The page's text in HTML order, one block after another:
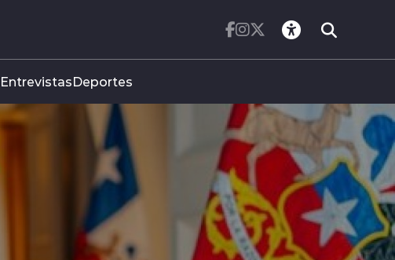
EntrevistasDeportes